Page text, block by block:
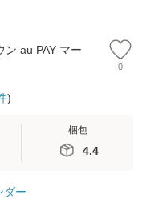
ン au PAY マー
0
)
梱包
4.4
ダー